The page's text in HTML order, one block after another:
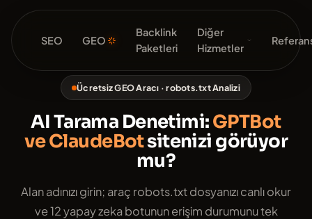
SEO GEO
Backlink
Paketleri
Diğer
Hizmetler
Ücretsiz GEO Aracı · robots.txt Analizi
AI Tarama Denetimi:GPTBot
ve ClaudeBotsitenizi görüyor
mu?
Alan adınızı girin; araç robots.txt dosyanızı canlı okur
ve 12 yapay zeka botunun erişim durumunu tek